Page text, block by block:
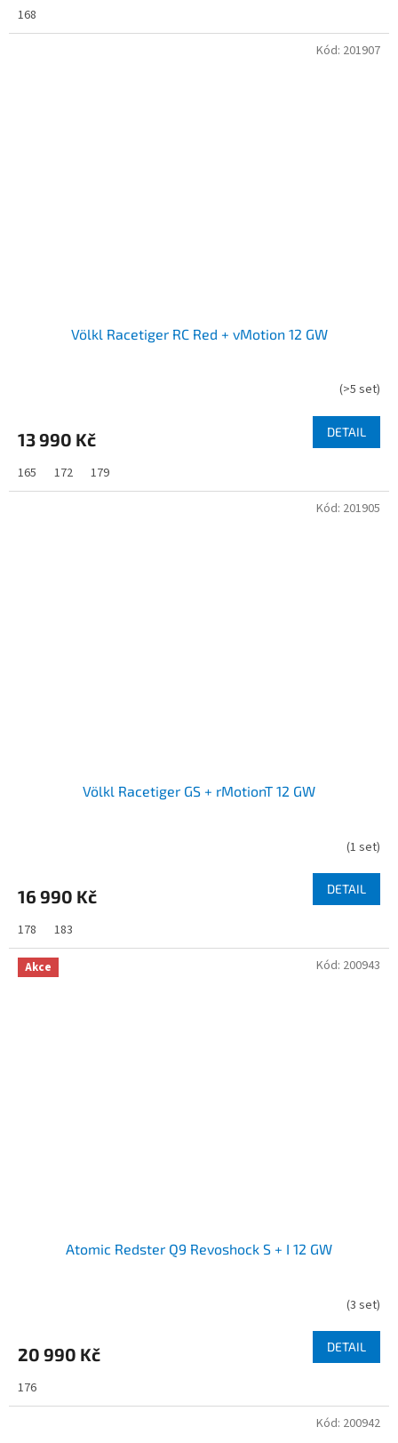
168
Völkl Racetiger RC Red + vMotion 12 GW
(>5 set)
13 990 Kč DETAIL
165 172 179
Kód: 201907
Völkl Racetiger GS + rMotionT 12 GW
(1 set)
16 990 Kč DETAIL
178 183
Kód: 201905
Akce
Atomic Redster Q9 Revoshock S + I 12 GW
(3 set)
20 990 Kč DETAIL
176
Kód: 200943
Kód: 200942